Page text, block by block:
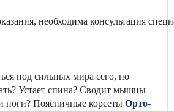
необходима консультация
под сильных мира сего, но
Устает спина? Сводит мышцы
Поясничные корсеты Орто-